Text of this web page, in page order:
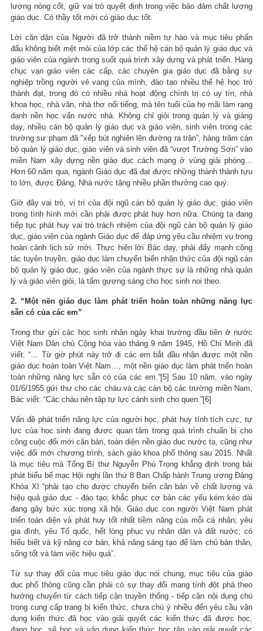
lượng nòng cốt, giữ vai trò quyết định trong việc bảo đảm chất lượng
giáo dục. Có thầy tốt mới có giáo dục tốt.
Lời căn dặn của Người đã trở thành niềm tự hào và mục tiêu phấn
đấu không biết mệt mỏi của lớp các thế hệ cán bộ quản lý giáo dục và
giáo viên của ngành trong suốt quá trình xây dựng và phát triển. Hàng
chục vạn giáo viên các cấp, các chuyên gia giáo dục đã bằng sự
nghiệp trồng người vẻ vang của mình, đào tạo nhiều thế hệ học trò
thành đạt, trong đó có nhiều nhà hoạt động chính trị có uy tín, nhà
khoa học, nhà văn, nhà thơ nổi tiếng, mà tên tuổi của họ mãi làm rạng
danh nền học vấn nước nhà. Không chỉ giỏi trong quản lý và giảng
dạy, nhiều cán bộ quản lý giáo dục và giáo viên, sinh viên trong các
trường sư phạm đã "xếp bút nghiên lên đường ra trận”, hàng trăm cán
bộ quản lý giáo dục, giáo viên và sinh viên đã “vượt Trường Sơn” vào
miền Nam xây dựng nền giáo dục cách mạng ở vùng giải phóng…
Hơn 60 năm qua, ngành Giáo dục đã đạt được những thành thành tựu
to lớn, được Đảng, Nhà nước tặng nhiều phần thưởng cao quý.
Giờ đây vai trò, vị trí của đội ngũ cán bộ quản lý giáo dục, giáo viên
trong tình hình mới cần phải được phát huy hơn nữa. Chúng ta đang
tiếp tục phát huy vai trò trách nhiệm của đội ngũ cán bộ quản lý giáo
dục, giáo viên của ngành Giáo dục để đáp ứng yêu cầu nhiệm vụ trong
hoàn cảnh lịch sử mới. Thực hiện lời Bác dạy, phải đẩy mạnh công
tác tuyên truyền, giáo dục làm chuyển biến nhận thức của đội ngũ cán
bộ quản lý giáo dục, giáo viên của ngành thực sự là những nhà quản
lý và giáo viên giỏi, là tấm gương sáng cho học sinh noi theo.
2. “Một nền giáo dục làm phát triển hoàn toàn những năng lực
sẵn có của các em”
Trong thư gửi các học sinh nhân ngày khai trường đầu tiên ở nước
Việt Nam Dân chủ Cộng hòa vào tháng 9 năm 1945, Hồ Chí Minh đã
viết: “… Từ giờ phút này trở đi các em bắt đầu nhận được một nền
giáo dục hoàn toàn Việt Nam…, một nền giáo dục làm phát triển hoàn
toàn những năng lực sẵn có của các em.”[5] Sau 10 năm, vào ngày
01/6/1955 gửi thư cho các cháu và các cán bộ các trường miền Nam,
Bác viết: “Các cháu nên tập tự lực cánh sinh cho quen.”[6]
Vấn đề phát triển năng lực của người học, phát huy tính tích cực, tự
lực của học sinh đang được quan tâm trong quá trình chuẩn bị cho
công cuộc đổi mới căn bản, toàn diện nền giáo dục nước ta, cũng như
việc đổi mới chương trình, sách giáo khoa phổ thông sau 2015. Nhất
là mục tiêu mà Tổng Bí thư Nguyễn Phú Trọng khẳng định trong bài
phát biểu bế mạc Hội nghị lần thứ 8 Ban Chấp hành Trung ương Đảng
Khóa XI “phải tạo cho được chuyển biến căn bản về chất lượng và
hiệu quả giáo dục - đào tạo; khắc phục cơ bản các yếu kém kéo dài
đang gây bức xúc trong xã hội. Giáo dục con người Việt Nam phát
triển toàn diện và phát huy tốt nhất tiềm năng của mỗi cá nhân; yêu
gia đình, yêu Tổ quốc, hết lòng phục vụ nhân dân và đất nước; có
hiểu biết và kỹ năng cơ bản, khả năng sáng tạo để làm chủ bản thân,
sống tốt và làm việc hiệu quả”.
Từ sự thay đổi của mục tiêu giáo dục nói chung, mục tiêu của giáo
dục phổ thông cũng cần phải có sự thay đổi mang tính đột phá theo
hướng chuyển từ cách tiếp cận truyền thống - tiếp cận nội dung chú
trọng cung cấp trang bị kiến thức, chưa chú ý nhiều đến yêu cầu vận
dụng kiến thức đã học vào giải quyết các kiến thức đã được học,